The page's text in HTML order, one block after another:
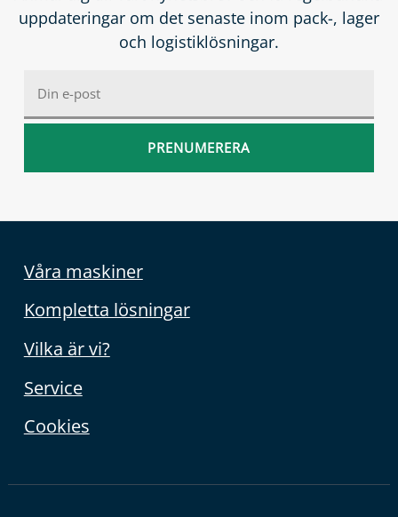
uppdateringar om det senaste inom pack-, lager
och logistiklösningar.
Våra maskiner
Kompletta lösningar
Vilka är vi?
Service
Cookies